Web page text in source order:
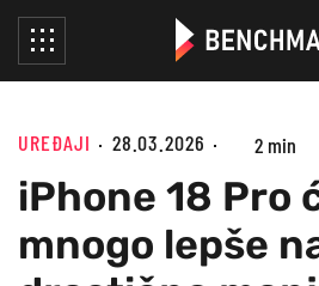
UREĐAJI 28.03.2026 2 min
iPhone 18 Pro
mnogo lepše